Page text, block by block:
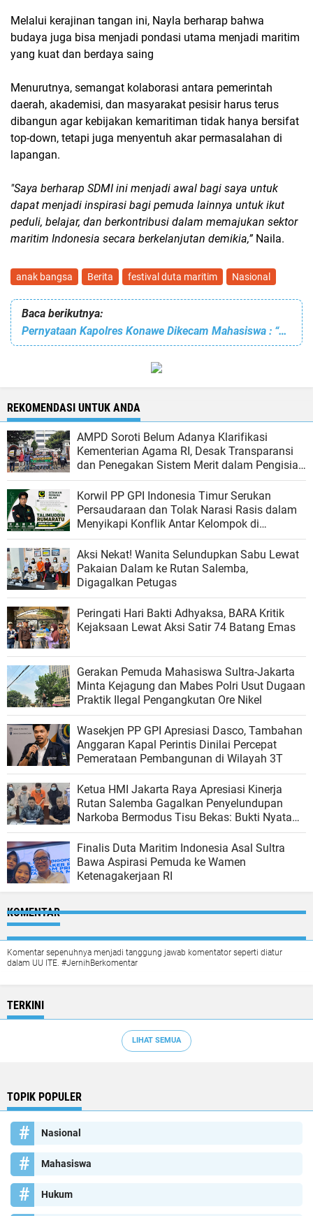
Melalui kerajinan tangan ini, Nayla berharap bahwa
budaya juga bisa menjadi pondasi utama menjadi maritim
yang kuat dan berdaya saing
Menurutnya, semangat kolaborasi antara pemerintah
daerah, akademisi, dan masyarakat pesisir harus terus
dibangun agar kebijakan kemaritiman tidak hanya bersifat
top-down, tetapi juga menyentuh akar permasalahan di
lapangan.
"Saya berharap SDMI ini menjadi awal bagi saya untuk
dapat menjadi inspirasi bagi pemuda lainnya untuk ikut
peduli, belajar, dan berkontribusi dalam memajukan sektor
maritim Indonesia secara berkelanjutan demikia,” Naila.
anak bangsa Berita festival duta maritim Nasional
Baca berikutnya:
Pernyataan Kapolres Konawe Dikecam Mahasiswa : “Semoga Dosa saya berkurang”
REKOMENDASI UNTUK ANDA
AMPD Soroti Belum Adanya Klarifikasi
Kementerian Agama RI, Desak Transparansi
dan Penegakan Sistem Merit dalam Pengisian
Jabatan
Korwil PP GPI Indonesia Timur Serukan
Persaudaraan dan Tolak Narasi Rasis dalam
Menyikapi Konflik Antar Kelompok di
Matraman
Aksi Nekat! Wanita Selundupkan Sabu Lewat
Pakaian Dalam ke Rutan Salemba,
Digagalkan Petugas
Peringati Hari Bakti Adhyaksa, BARA Kritik
Kejaksaan Lewat Aksi Satir 74 Batang Emas
Gerakan Pemuda Mahasiswa Sultra-Jakarta
Minta Kejagung dan Mabes Polri Usut Dugaan
Praktik Ilegal Pengangkutan Ore Nikel
Wasekjen PP GPI Apresiasi Dasco, Tambahan
Anggaran Kapal Perintis Dinilai Percepat
Pemerataan Pembangunan di Wilayah 3T
Ketua HMI Jakarta Raya Apresiasi Kinerja
Rutan Salemba Gagalkan Penyelundupan
Narkoba Bermodus Tisu Bekas: Bukti Nyata
Komitmen Pencegahan
Finalis Duta Maritim Indonesia Asal Sultra
Bawa Aspirasi Pemuda ke Wamen
Ketenagakerjaan RI
KOMENTAR
Komentar sepenuhnya menjadi tanggung jawab komentator seperti diatur
dalam UU ITE. #JernihBerkomentar
TERKINI
LIHAT SEMUA
TOPIK POPULER
Nasional
Mahasiswa
Hukum